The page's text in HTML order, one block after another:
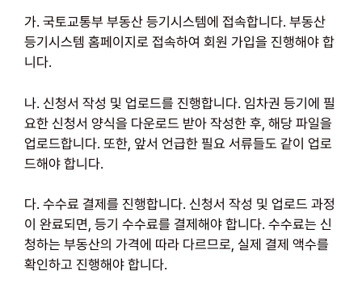
가. 국토교통부 부동산 등기시스템에 접속합니다. 부동산
등기시스템 홈페이지로 접속하여 회원 가입을 진행해야 합
니다.
나. 신청서 작성 및 업로드를 진행합니다. 임차권 등기에 필
요한 신청서 양식을 다운로드 받아 작성한 후, 해당 파일을
업로드합니다. 또한, 앞서 언급한 필요 서류들도 같이 업로
드해야 합니다.
다. 수수료 결제를 진행합니다. 신청서 작성 및 업로드 과정
이 완료되면, 등기 수수료를 결제해야 합니다. 수수료는 신
청하는 부동산의 가격에 따라 다르므로, 실제 결제 액수를
확인하고 진행해야 합니다.